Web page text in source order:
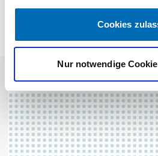
Cookies
Nur notwendige